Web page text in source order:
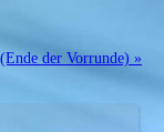
der Vorrunde) »